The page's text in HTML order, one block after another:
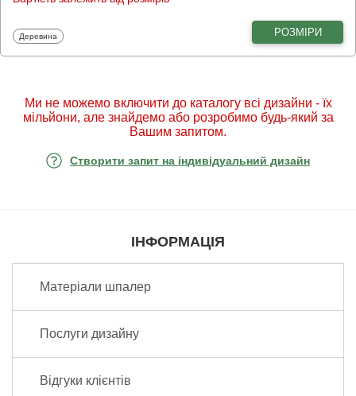
Фотошпалери
Деревина РОЗМІРИ
Ми не можемо включити до каталогу всі дизайни - їх
мільйони, але знайдемо або розробимо будь-який за
Вашим запитом.
Створити запит на індивідуальний дизайн
ІНФОРМАЦІЯ
Матеріали шпалер
Послуги дизайну
Відгуки клієнтів